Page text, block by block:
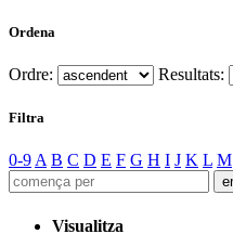
Ordena
Ordre: Resultats:
Filtra
0-9 A B C D E F G H I J K L M
Visualitza